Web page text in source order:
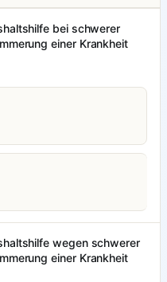
bei schwerer
einer Krankheit
wegen schwerer
einer Krankheit